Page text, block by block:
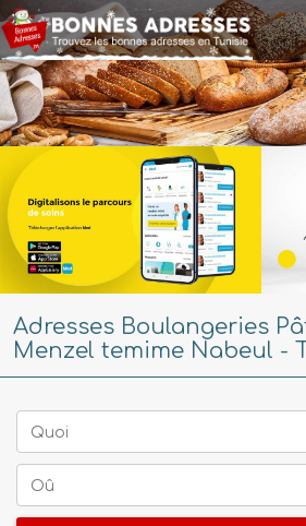
Adresses Boulangeries
Menzel temime Nabeul -
Quoi
Oû